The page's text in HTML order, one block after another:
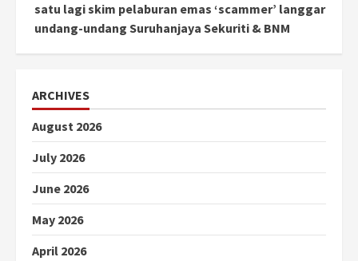
satu lagi skim pelaburan emas ‘scammer’ langgar
undang-undang Suruhanjaya Sekuriti & BNM
ARCHIVES
August 2026
July 2026
June 2026
May 2026
April 2026